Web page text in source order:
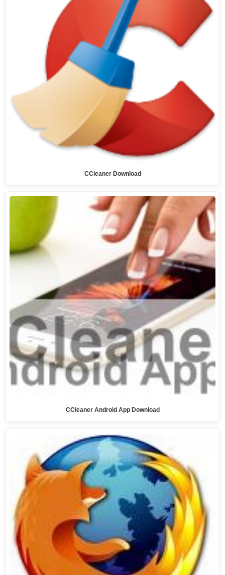
CCleaner Download
CCleaner Android App Download